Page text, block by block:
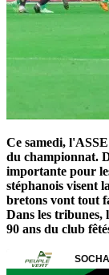
Ce samedi,
du championnat.
importante pour
stéphanois visent
bretons vont tout
Dans les tribunes,
90 ans du club